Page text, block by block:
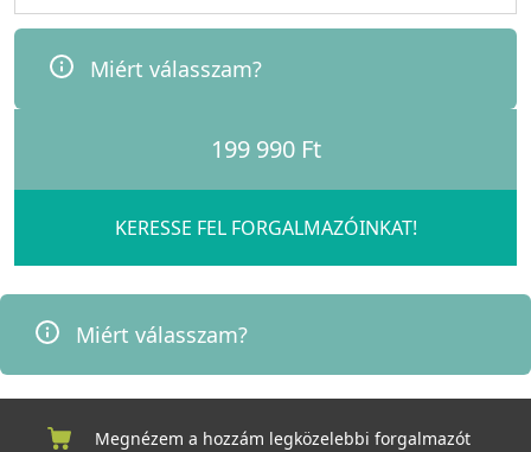
Miért válasszam?
199 990 Ft
KERESSE FEL FORGALMAZÓINKAT!
Miért válasszam?
Megnézem a hozzám legközelebbi forgalmazót